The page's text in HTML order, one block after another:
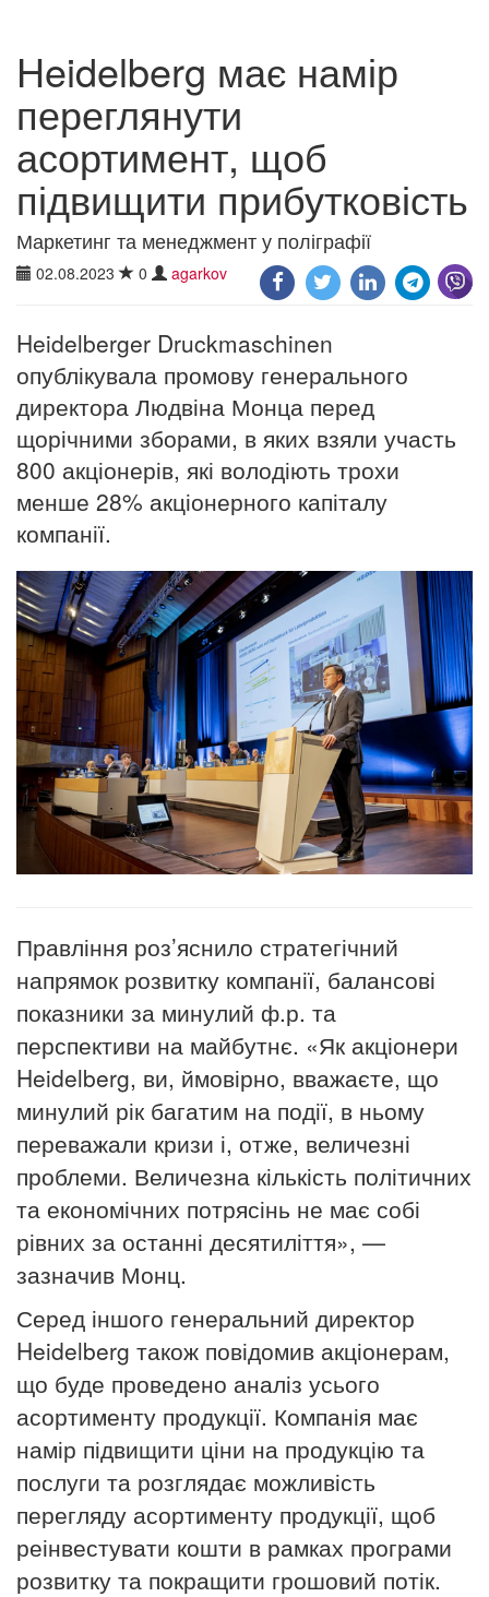
Heidelberg має намір
переглянути
асортимент, щоб
підвищити прибутковість
Маркетинг та менеджмент у поліграфії
02.08.2023 0 agarkov
Heidelberger Druckmaschinen
опублікувала промову генерального
директора Людвіна Монца перед
щорічними зборами, в яких взяли участь
800 акціонерів, які володіють трохи
менше 28% акціонерного капіталу
компанії.
Правління роз’яснило стратегічний
напрямок розвитку компанії, балансові
показники за минулий ф.р. та
перспективи на майбутнє. «Як акціонери
Heidelberg, ви, ймовірно, вважаєте, що
минулий рік багатим на події, в ньому
переважали кризи і, отже, величезні
проблеми. Величезна кількість політичних
та економічних потрясінь не має собі
рівних за останні десятиліття», —
зазначив Монц.
Серед іншого генеральний директор
Heidelberg також повідомив акціонерам,
що буде проведено аналіз усього
асортименту продукції. Компанія має
намір підвищити ціни на продукцію та
послуги та розглядає можливість
перегляду асортименту продукції, щоб
реінвестувати кошти в рамках програми
розвитку та покращити грошовий потік.